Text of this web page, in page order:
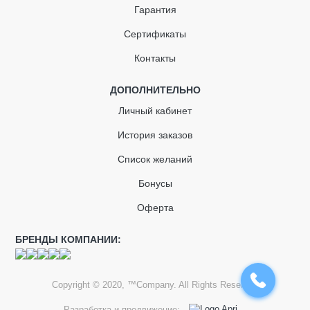
Гарантия
Сертификаты
Контакты
ДОПОЛНИТЕЛЬНО
Личный кабинет
История заказов
Список желаний
Бонусы
Оферта
БРЕНДЫ КОМПАНИИ:
Copyright © 2020, ™Company. All Rights Reserved